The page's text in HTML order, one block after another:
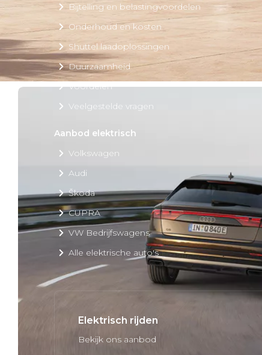
Bijtelling en belastingvoordelen
Onderhoud en kosten
Shuttel laadoplossingen
Duurzaamheid
Voordelen
Veelgestelde vragen
Aanbod elektrisch
Volkswagen
Audi
Škoda
CUPRA
VW Bedrijfswagens
Alle elektrische auto's
Elektrisch rijden
Bekijk ons aanbod